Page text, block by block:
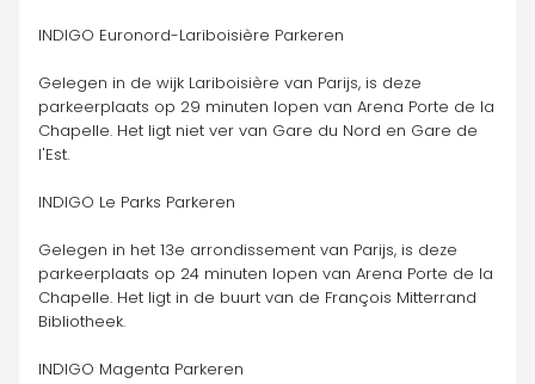
INDIGO Euronord-Lariboisière Parkeren
Gelegen in de wijk Lariboisière van Parijs, is deze
parkeerplaats op 29 minuten lopen van Arena Porte de la
Chapelle. Het ligt niet ver van Gare du Nord en Gare de
l'Est.
INDIGO Le Parks Parkeren
Gelegen in het 13e arrondissement van Parijs, is deze
parkeerplaats op 24 minuten lopen van Arena Porte de la
Chapelle. Het ligt in de buurt van de François Mitterrand
Bibliotheek.
INDIGO Magenta Parkeren